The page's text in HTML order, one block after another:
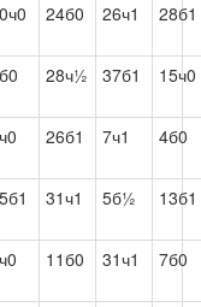
24б0 26ч1 28б1
28ч½ 37б1 15ч0
26б1 7ч1 4б0
31ч1 5б½ 13б1
11б0 31ч1 7б0